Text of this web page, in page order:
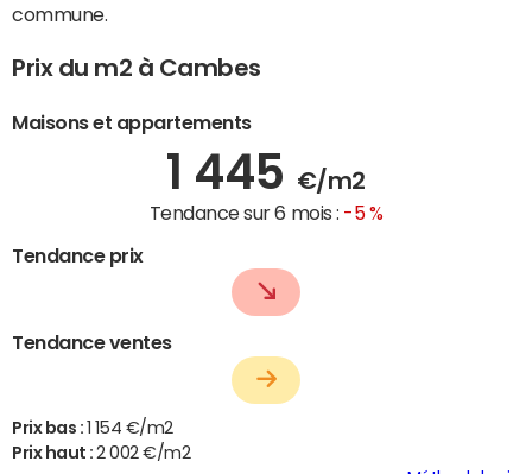
commune.
Prix du m2 à Cambes
Maisons et appartements
1 445 €/m2
Tendance sur 6 mois : -5 %
Tendance prix
Tendance ventes
Prix bas :
1 154 €/m2
Prix haut :2 002 €/m2